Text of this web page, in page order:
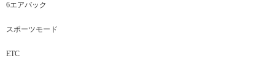
6エアバック
スポーツモード
ETC